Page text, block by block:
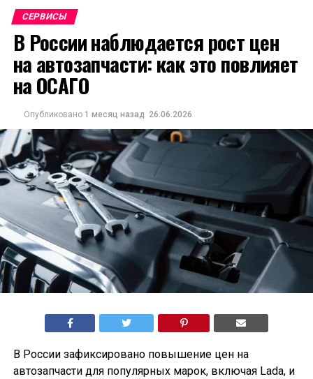
СЕРВИСЫ
В России наблюдается рост цен
на автозапчасти: как это повлияет
на ОСАГО
Опубликовано 1 месяц назад 26.06.2026
В России зафиксировано повышение цен на
автозапчасти для популярных марок, включая Lada, и